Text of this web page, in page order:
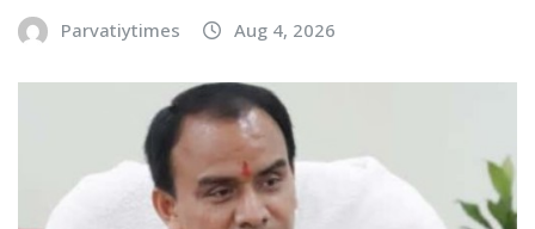
Parvatiytimes Aug 4, 2026